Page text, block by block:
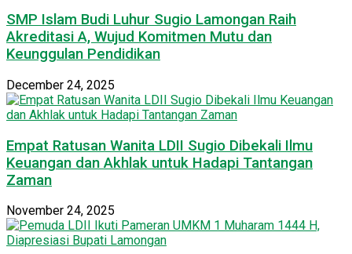
SMP Islam Budi Luhur Sugio Lamongan Raih
Akreditasi A, Wujud Komitmen Mutu dan
Keunggulan Pendidikan
December 24, 2025
Empat Ratusan Wanita LDII Sugio Dibekali Ilmu
Keuangan dan Akhlak untuk Hadapi Tantangan
Zaman
November 24, 2025